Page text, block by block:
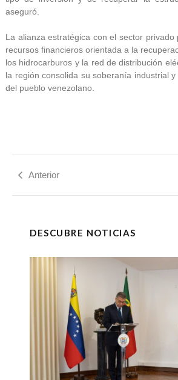
aseguró.
La alianza estratégica con el sector privado
recursos financieros orientada a la
los hidrocarburos y la red de distribución
la región consolida su soberanía industrial
del pueblo venezolano.
Anterior
DESCUBRE NOTICIAS